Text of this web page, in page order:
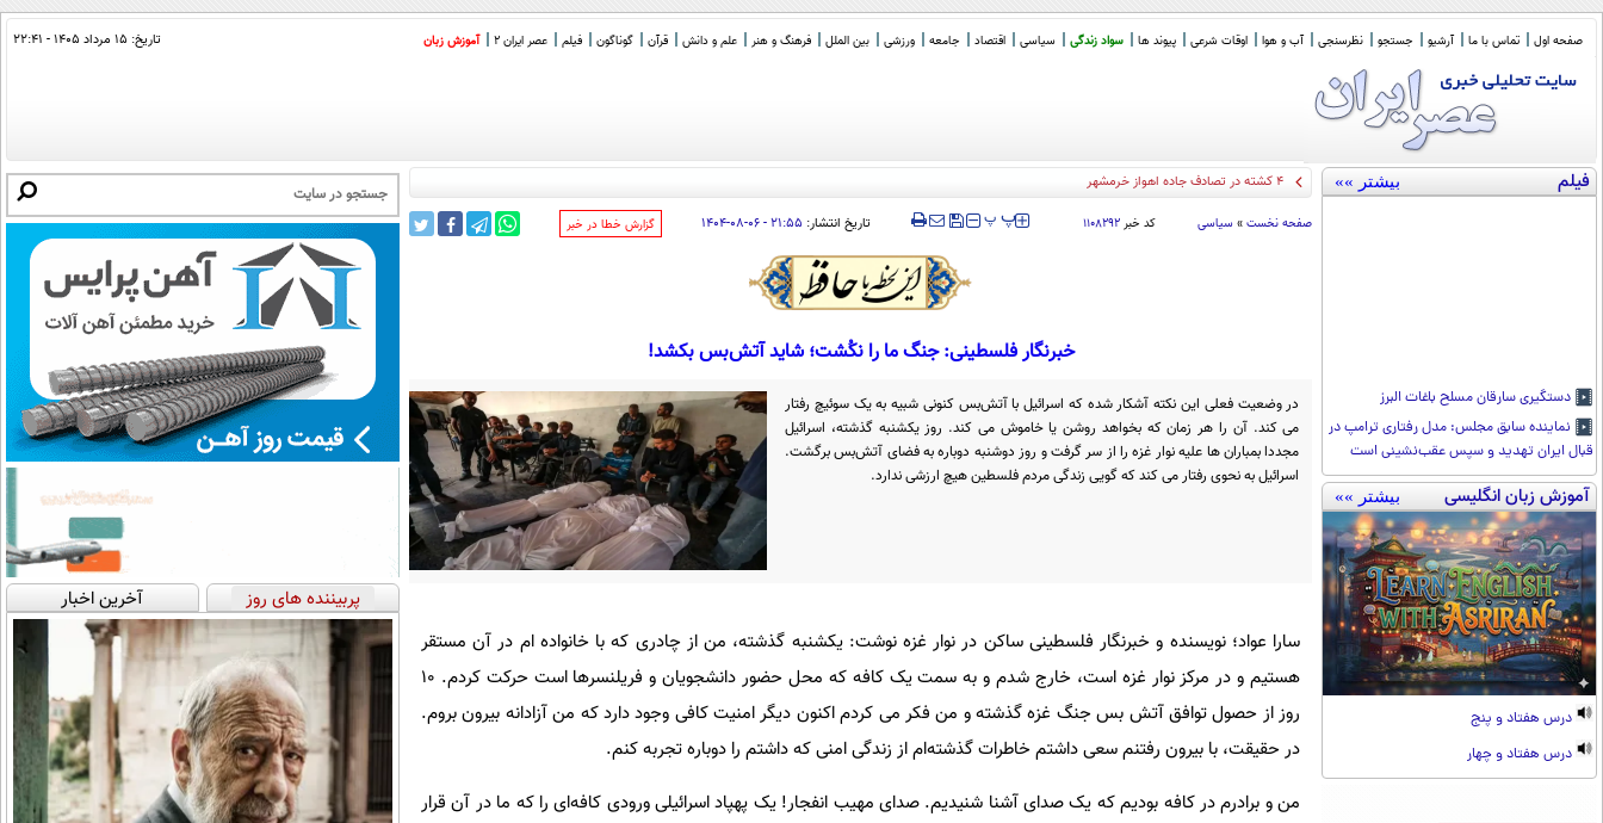
صفحه اول تماس با ما آرشیو جستجو نظرسنجی آب و هوا اوقات شرعی پیوند ها سواد زندگی سیاسی اقتصاد جامعه ورزشی بین الملل فرهنگ و هنر علم و دانش قرآن گوناگون فیلم عصر ایران 2 آموزش زبان تاریخ: ۱۵ مرداد ۱۴۰۵ - ۲۲:۴۱
فیلم بیشتر »»
دستگیری سارقان مسلح باغات البرز
نماینده سابق مجلس: مدل رفتاری ترامپ در
قبال ایران تهدید و سپس عقب‌نشینی است
آموزش زبان انگلیسی بیشتر »»
درس هفتاد و پنج
درس هفتاد و چهار
دو نکته درباره مصاح_
صفحه نخست » سیاسی کد خبر ۱۱۰۸۲۹۲ ‍‍‍ پپ تاریخ انتشار: ۲۱:۵۵ - ۰۶-۰۸-۱۴۰۴ ‌گزارش خطا در خبر
خبرنگار فلسطینی: جنگ ما را نکُشت؛ شاید آتش‌بس بکشد!
در وضعیت فعلی این نکته آشکار شده که اسرائیل با آتش‌بس کنونی شبیه به یک سوئیچ رفتار
می کند. آن را هر زمان که بخواهد روشن یا خاموش می کند. روز یکشنبه گذشته، اسرائیل
مجددا بمباران ها علیه نوار غزه را از سر گرفت و روز دوشنبه دوباره به فضای آتش‌بس برگشت.
اسرائیل به نحوی رفتار می کند که گویی زندگی مردم فلسطین هیچ ارزشی ندارد.
سارا عواد؛ نویسنده و خبرنگار فلسطینی ساکن در نوار غزه نوشت: یکشنبه گذشته، من از چادری که با خانواده ام در آن مستقر
هستیم و در مرکز نوار غزه است، خارج شدم و به سمت یک کافه که محل حضور دانشجویان و فریلنسرها است حرکت کردم. 10
روز از حصول توافق آتش بس جنگ غزه گذشته و من فکر می کردم اکنون دیگر امنیت کافی وجود دارد که من آزادانه بیرون بروم.
در حقیقت، با بیرون رفتنم سعی داشتم خاطرات گذشته‌ام از زندگی امنی که داشتم را دوباره تجربه کنم.
من و برادرم در کافه بودیم که یک صدای آشنا شنیدیم. صدای مهیب انفجار! یک پهپاد اسرائیلی ورودی کافه‌ای را که ما در آن قرار
پربیننده های روز آخرین اخبار